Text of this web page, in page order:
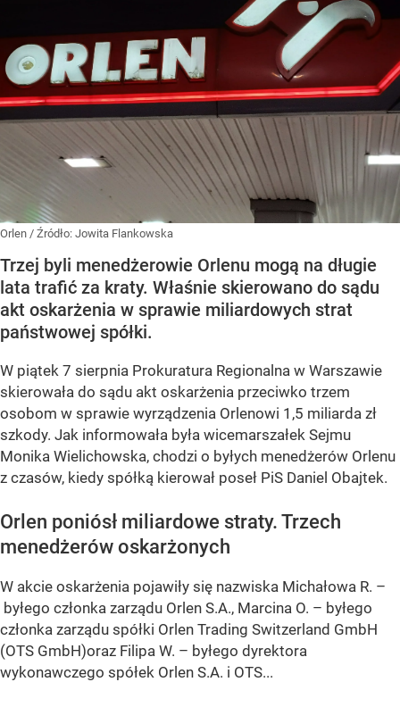
Orlen / Źródło: Jowita Flankowska
Trzej byli menedżerowie Orlenu mogą na długie
lata trafić za kraty. Właśnie skierowano do sądu
akt oskarżenia w sprawie miliardowych strat
państwowej spółki.
W piątek 7 sierpnia Prokuratura Regionalna w Warszawie
skierowała do sądu akt oskarżenia przeciwko trzem
osobom w sprawie wyrządzenia Orlenowi 1,5 miliarda zł
szkody. Jak informowała była wicemarszałek Sejmu
Monika Wielichowska, chodzi o byłych menedżerów Orlenu
z czasów, kiedy spółką kierował poseł PiS Daniel Obajtek.
Orlen poniósł miliardowe straty. Trzech
menedżerów oskarżonych
W akcie oskarżenia pojawiły się nazwiska Michałowa R. –
byłego członka zarządu Orlen S.A., Marcina O. – byłego
członka zarządu spółki Orlen Trading Switzerland GmbH
(OTS GmbH)oraz Filipa W. – byłego dyrektora
wykonawczego spółek Orlen S.A. i OTS...